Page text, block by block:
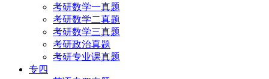
考研数学一真题
考研数学二真题
考研数学三真题
考研政治真题
考研专业课真题
专四